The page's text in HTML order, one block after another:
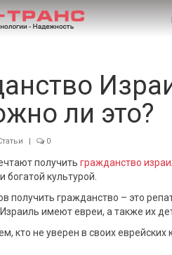
ли это?
0
получить гражданство
богатой культурой.
получить гражданство – это
имеют евреи, а также их
кто не уверен в своих